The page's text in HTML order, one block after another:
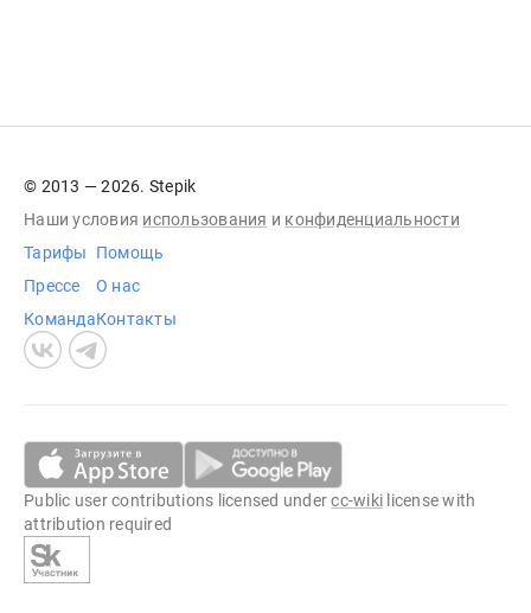
© 2013 — 2026. Stepik
Наши условия использования и конфиденциальности
Тарифы
Прессе
Команда
Помощь
О нас
Контакты
Public user contributions licensed undercc-wiki license with
attribution required